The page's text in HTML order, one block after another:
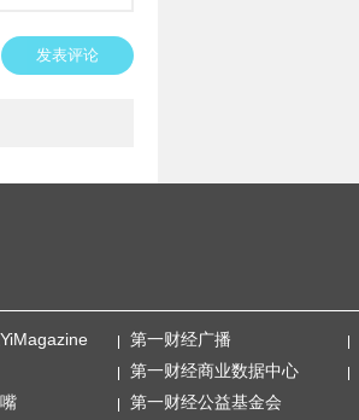
发表评论
第一财经广播
第一财经商业数据中心
第一财经公益基金会